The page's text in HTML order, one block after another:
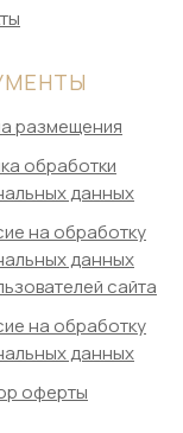
размещения
обработки
данных
на обработку
данных
сайта
на обработку
данных
оферты